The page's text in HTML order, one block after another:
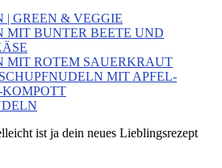
| GREEN & VEGGIE
MIT BUNTER BEETE UND
MIT ROTEM SAUERKRAUT
MIT APFEL-
ist ja dein neues Lieblingsrezept